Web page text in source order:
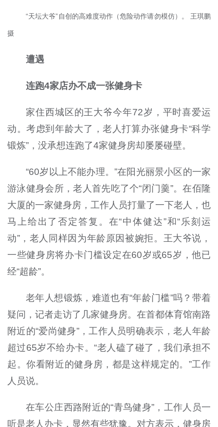
“天坛大爷”自创的高难度动作（危险动作请勿模仿）。 王琪鹏
摄
遭遇
连跑4家店办不成一张健身卡
家住西城区的王大爷今年72岁，平时喜爱运
动。考虑到年龄大了，老人打算办张健身卡“科学
锻炼”，没承想连跑了4家健身房却屡屡碰壁。
“60岁以上不能办理。”在阳光丽景小区的一家
游泳健身会所，老人首先吃了个“闭门羹”。在佰隆
大厦的一家健身房，工作人员打量了一下老人，也
马上给出了否定答复。在“中体健达”和“乐刻运
动”，老人同样因为年龄原因被婉拒。王大爷说，
一些健身房将办卡门槛设定在60岁或65岁，他已
经“超龄”。
老年人想锻炼，难道也有“年龄门槛”吗？带着
疑问，记者走访了几家健身房。在首都体育馆南路
附近的“爱尚健身”，工作人员明确表示，老人年龄
超过65岁不给办卡。“老人磕了碰了，我们承担不
起。你看附近的健身房，都是这样规定的。”工作
人员说。
在车公庄西路附近的“青鸟健身”，工作人员一
听是老人办卡，显然有些犹豫。对方表示，健身房